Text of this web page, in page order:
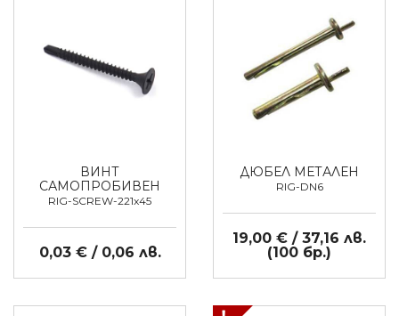
ВИНТ
САМОПРОБИВЕН
RIG-SCREW-221x45
0,03 € / 0,06 лв.
ДЮБЕЛ МЕТАЛЕН
RIG-DN6
19,00 € / 37,16 лв.
(100 бр.)